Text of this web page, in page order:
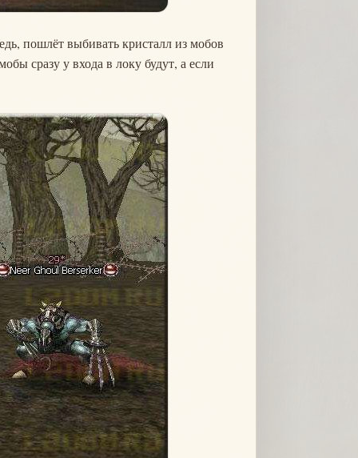
пошлёт выбивать кристалл из мобов
сразу у входа в локу будут, а если